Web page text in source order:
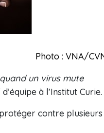
Photo : VNA/
un virus mute
à l’Institut Curie.
protéger contre plusieurs